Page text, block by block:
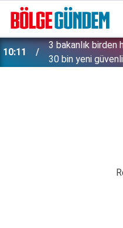
10:11
3 bakanlık
30 bin yeni